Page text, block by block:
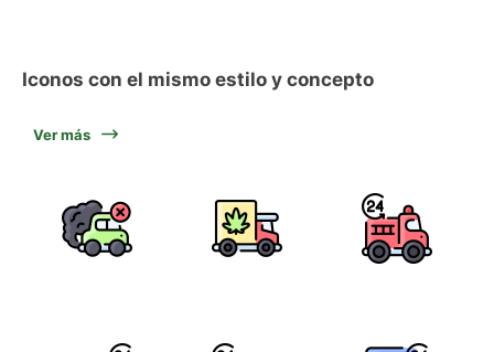
Iconos con el mismo estilo y concepto
Ver más